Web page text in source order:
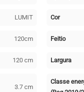
LUMIT Cor
120cm Feitio
120 cm Largura
3.7 cm
Classe